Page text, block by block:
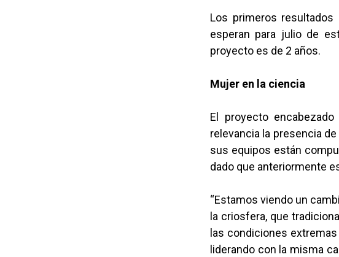
Los primeros
esperan para julio de
proyecto es de 2 años.
Mujer en la ciencia
El proyecto
relevancia la presencia
sus equipos están
dado que anteriormente
“Estamos viendo un
la criosfera, que
las condiciones
liderando con la misma